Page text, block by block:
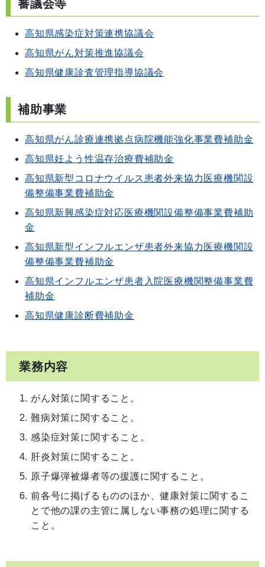
審議会等
高知県感染症対策連携協議会
高知県がん対策推進協議会
高知県健康診査管理指導協議会
補助事業
高知県がん診療連携拠点病院機能強化事業費補助金
高知県妊よう性温存治療費補助金
高知県新型コロナウイルス患者外来協力医療機関設
備整備事業費補助金
高知県新興感染症対応医療機関設備整備事業費補助
金
高知県新型インフルエンザ患者外来協力医療機関設
備整備事業費補助金
高知県インフルエンザ患者入院医療機関整備事業費
補助金
高知県健康診断費補助金
業務内容
がん対策に関すること。
難病対策に関すること。
感染症対策に関すること。
肝炎対策に関すること。
原子爆弾被爆者等の援護に関すること。
前各号に掲げるもののほか、健康対策に関するこ
とで他の課の主管に属しない事務の処理に関する
こと。